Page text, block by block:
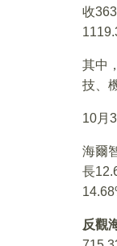
收
其中
技、
10月
海爾
長
反觀